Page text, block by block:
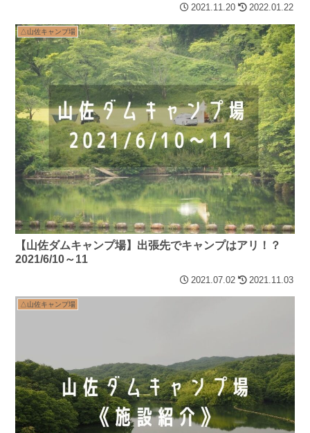
2021.11.20 2022.01.22
△山佐キャンプ場
【山佐ダムキャンプ場】出張先でキャンプはアリ！？
2021/6/10～11
2021.07.02 2021.11.03
△山佐キャンプ場